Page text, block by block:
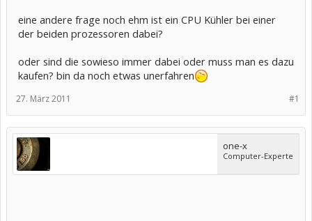
eine andere frage noch ehm ist ein CPU Kühler bei einer
der beiden prozessoren dabei?
oder sind die sowieso immer dabei oder muss man es dazu
kaufen? bin da noch etwas unerfahren
#1
27. März 2011
one-x
Computer-Experte